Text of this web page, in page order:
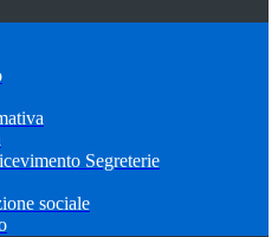
Segreterie
sociale